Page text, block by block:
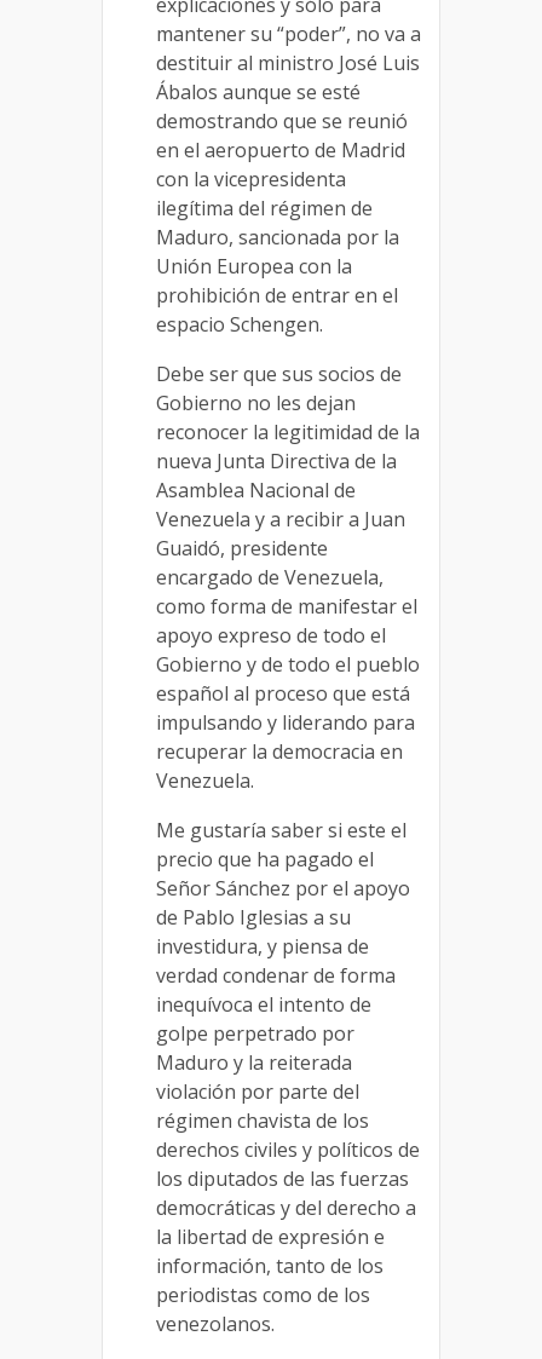
explicaciones y sólo para
mantener su “poder”, no va a
destituir al ministro José Luis
Ábalos aunque se esté
demostrando que se reunió
en el aeropuerto de Madrid
con la vicepresidenta
ilegítima del régimen de
Maduro, sancionada por la
Unión Europea con la
prohibición de entrar en el
espacio Schengen.
Debe ser que sus socios de
Gobierno no les dejan
reconocer la legitimidad de la
nueva Junta Directiva de la
Asamblea Nacional de
Venezuela y a recibir a Juan
Guaidó, presidente
encargado de Venezuela,
como forma de manifestar el
apoyo expreso de todo el
Gobierno y de todo el pueblo
español al proceso que está
impulsando y liderando para
recuperar la democracia en
Venezuela.
Me gustaría saber si este el
precio que ha pagado el
Señor Sánchez por el apoyo
de Pablo Iglesias a su
investidura, y piensa de
verdad condenar de forma
inequívoca el intento de
golpe perpetrado por
Maduro y la reiterada
violación por parte del
régimen chavista de los
derechos civiles y políticos de
los diputados de las fuerzas
democráticas y del derecho a
la libertad de expresión e
información, tanto de los
periodistas como de los
venezolanos.